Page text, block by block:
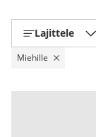
Lajittele
Miehille